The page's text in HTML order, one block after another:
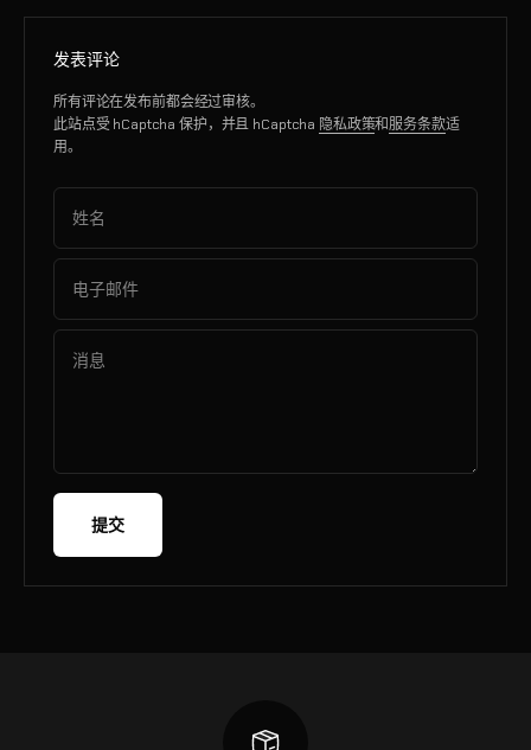
发表评论
所有评论在发布前都会经过审核。
此站点受 hCaptcha 保护，并且 hCaptcha 隐私政策和服务条款适
用。
姓名
电子邮件
消息
提交